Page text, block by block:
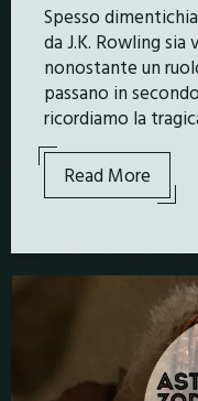
Spesso
da J.K. Rowling
nonostante un
passano in
ricordiamo la
Read More